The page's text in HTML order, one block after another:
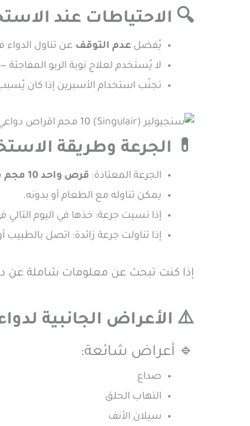
🔍 الاحتياطات عند
يُفضل عدم التوقف عن تناول
لا يُستخدم لعلاج نوبة الربو
تجنّب استخدام الأسبرين إذا كان
💊 الجرعة وطريقة
الجرعة المعتادة: قرص واحد 10 مجم مرة واحدة يوميًا في المساء
يمكن تناوله مع الطعام أو بدونه.
إذا نسيت جرعة: خذها في اليوم
إذا تناولت جرعة زائدة: اتصل بالطبيب
إذا كنت تبحث عن معلومات شاملة عن
⚠️ الأعراض الجانبية لدواء
🔹 أعراض شائعة:
صداع
التهاب الحلق
سيلان الأنف